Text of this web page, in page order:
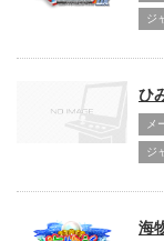
ひ
メ
海